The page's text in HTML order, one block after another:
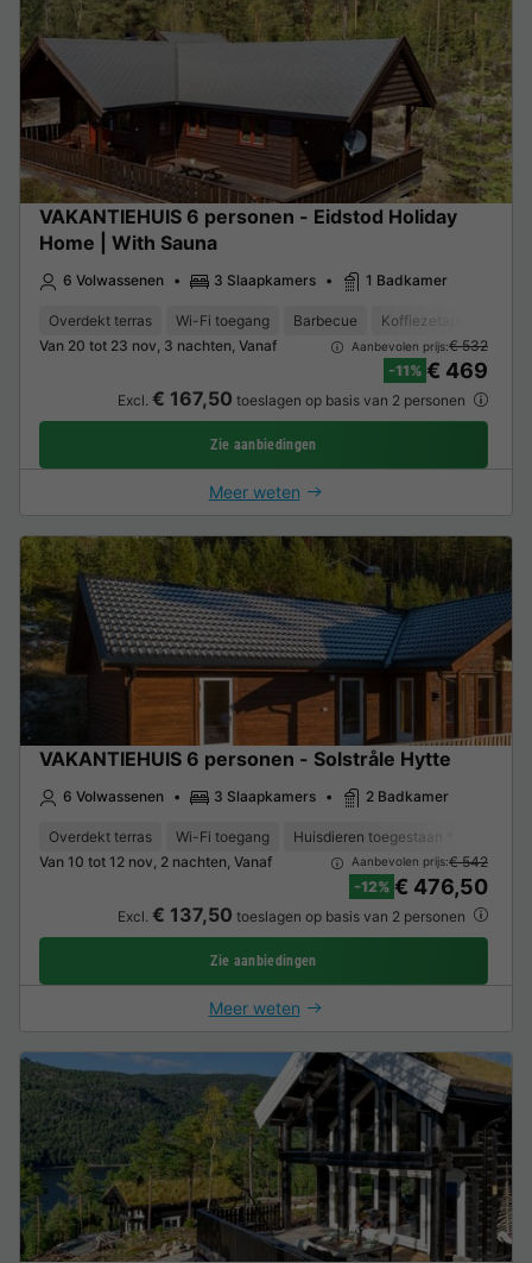
VAKANTIEHUIS 6 personen - Eidstod Holiday
Home | With Sauna
6 Volwassenen 3 Slaapkamers 1 Badkamer
Overdekt terras Wi-Fi toegang Barbecue Koffiezetapparaat
Van 20 tot 23 nov, 3 nachten, Vanaf
Aanbevolen prijs:€ 532
-11% € 469
Excl. € 167,50 toeslagen op basis van 2 personen
Zie aanbiedingen
Meer weten
VAKANTIEHUIS 6 personen - Solstråle Hytte
6 Volwassenen 3 Slaapkamers 2 Badkamer
Overdekt terras Wi-Fi toegang Huisdieren toegestaan *
Van 10 tot 12 nov, 2 nachten, Vanaf
Aanbevolen prijs:€ 542
-12% € 476,50
Excl. € 137,50 toeslagen op basis van 2 personen
Zie aanbiedingen
Meer weten